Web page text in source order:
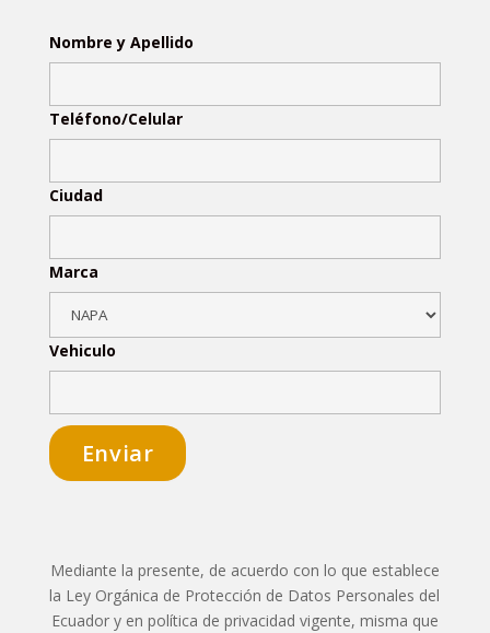
Nombre y Apellido
Teléfono/Celular
Ciudad
Marca
Vehiculo
Mediante la presente, de acuerdo con lo que establece
la Ley Orgánica de Protección de Datos Personales del
Ecuador y en política de privacidad vigente, misma que